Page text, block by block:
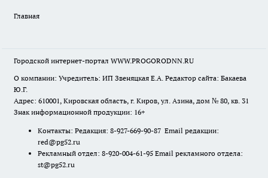
Главная
Городской интернет-портал WWW.PROGORODNN.RU
О компании: Учредитель: ИП Звеняцкая Е.А. Редактор сайта: Бакаева
Ю.Г.
Адрес: 610001, Кировская область, г. Киров, ул. Азина, дом № 80, кв. 31
Знак информационной продукции: 16+
Контакты: Редакция: 8-927-669-90-87 Email редакции:
red@pg52.ru
Рекламный отдел: 8-920-004-61-95 Email рекламного отдела:
st@pg52.ru